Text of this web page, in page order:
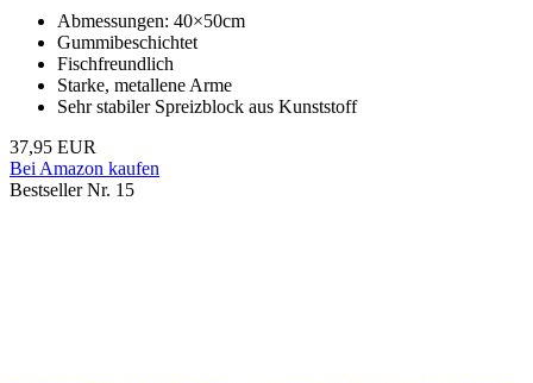
Abmessungen: 40×50cm
Gummibeschichtet
Fischfreundlich
Starke, metallene Arme
Sehr stabiler Spreizblock aus Kunststoff
37,95 EUR
Bei Amazon kaufen
Bestseller Nr. 15